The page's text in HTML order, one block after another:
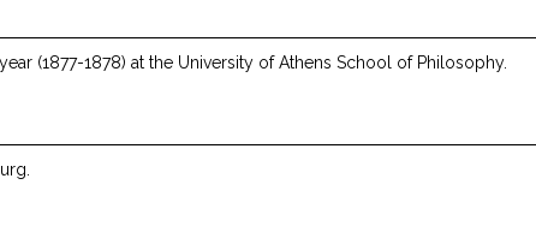
(1877-1878) at the University of Athens School of Philosophy.